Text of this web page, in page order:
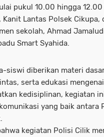
pukul 10.00 hingga
Lantas Polsek Cikupa,
sekolah, Ahmad
Smart Syahida.
siswi diberikan materi
serta edukasi
kedisiplinan, kegiatan
yang baik antara
kegiatan Polisi Cilik